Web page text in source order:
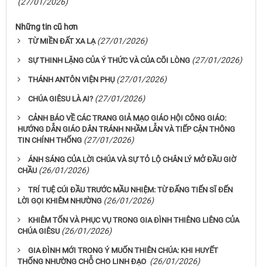
(27/01/2026)
Những tin cũ hơn
TỪ MIỀN ĐẤT XA LẠ (27/01/2026)
SỰ THINH LẶNG CỦA Ý THỨC VÀ CỦA CÕI LÒNG (27/01/2026)
THÁNH ANTÔN VIỆN PHỤ (27/01/2026)
CHÚA GIÊSU LÀ AI? (27/01/2026)
CẢNH BÁO VỀ CÁC TRANG GIẢ MẠO GIÁO HỘI CÔNG GIÁO:
HƯỚNG DẪN GIÁO DÂN TRÁNH NHẦM LẪN VÀ TIẾP CẬN THÔNG
TIN CHÍNH THỐNG (27/01/2026)
ÁNH SÁNG CỦA LỜI CHÚA VÀ SỰ TỎ LỘ CHÂN LÝ MỞ ĐẦU GIỜ
CHẦU (26/01/2026)
TRÍ TUỆ CÚI ĐẦU TRƯỚC MẦU NHIỆM: TỪ ĐẤNG TIẾN SĨ ĐẾN
LỜI GỌI KHIÊM NHƯỜNG (26/01/2026)
KHIÊM TỐN VÀ PHỤC VỤ TRONG GIA ĐÌNH THIÊNG LIÊNG CỦA
CHÚA GIÊSU (26/01/2026)
GIA ĐÌNH MỚI TRONG Ý MUỐN THIÊN CHÚA: KHI HUYẾT
THỐNG NHƯỜNG CHỖ CHO LINH ĐẠO (26/01/2026)